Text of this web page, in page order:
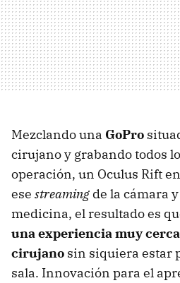
Mezclando una GoPro
cirujano y grabando todos
operación, un Oculus Rift
ese streaming de la cámara
medicina, el resultado es
una experiencia muy
cirujano sin siquiera estar
sala. Innovación para el